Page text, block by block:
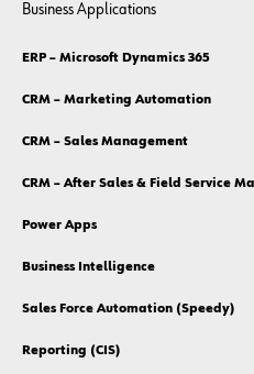
Business Applications
ERP – Microsoft Dynamics 365
CRM – Marketing Automation
CRM – Sales Management
CRM – After Sales & Field Service
Power Apps
Business Intelligence
Sales Force Automation (Speedy)
Reporting (CIS)